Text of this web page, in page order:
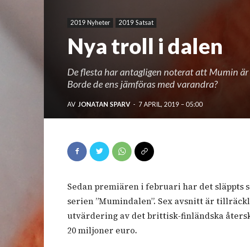
2019 Nyheter 2019 Satsat
Nya troll i dalen
De flesta har antagligen noterat att Mumin
Borde de ens jämföras med varandra?
AV JONATAN SPARV - 7 APRIL, 2019 – 05:00
Sedan premiären i februari har det släppts
serien ”Mumindalen”. Sex avsnitt är
utvärdering av det brittisk-finländska
20 miljoner euro.